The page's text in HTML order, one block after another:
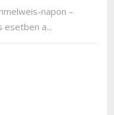
napon –
esetben a...